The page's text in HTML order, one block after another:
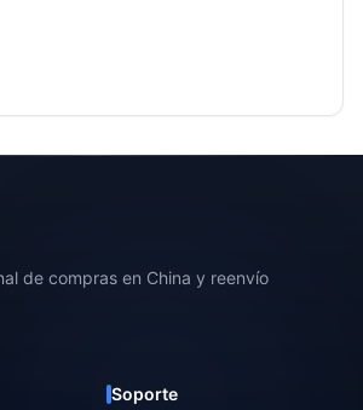
de compras en China y reenvío
Soporte